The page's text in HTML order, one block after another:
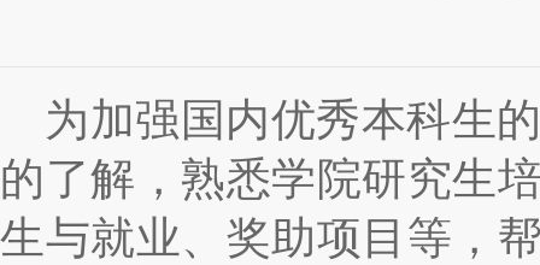
为加强国内优秀本科生
的了解，熟悉学院研究生
生与就业、奖助项目等，